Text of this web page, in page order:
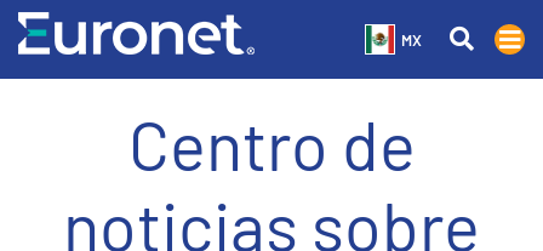
MX
Centro de
noticias sobre